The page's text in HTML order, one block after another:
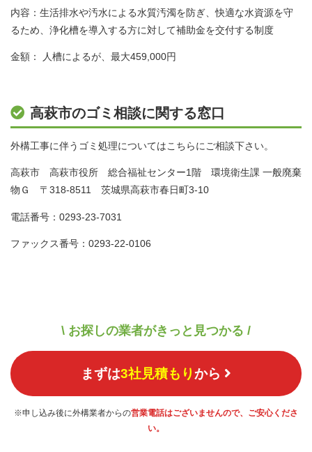
内容：生活排水や汚水による水質汚濁を防ぎ、快適な水資源を守
るため、浄化槽を導入する方に対して補助金を交付する制度
金額： 人槽によるが、最大459,000円
高萩市のゴミ相談に関する窓口
外構工事に伴うゴミ処理についてはこちらにご相談下さい。
高萩市 高萩市役所 総合福祉センター1階 環境衛生課 一般廃棄
物Ｇ 〒318-8511 茨城県高萩市春日町3-10
電話番号：0293-23-7031
ファックス番号：0293-22-0106
\ お探しの業者がきっと見つかる /
まずは3社見積もりから
※申し込み後に外構業者からの営業電話はございませんので、ご安心くださ
い。